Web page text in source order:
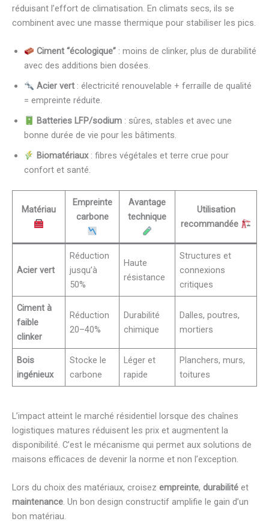
réduisant l’effort de climatisation. En climats secs, ils se
combinent avec une masse thermique pour stabiliser les pics.
Ciment “écologique”: moins de clinker, plus de durabilité
avec des additions bien dosées.
Acier vert: électricité renouvelable + ferraille de qualité
= empreinte réduite.
Batteries LFP/sodium: sûres, stables et avec une
bonne durée de vie pour les bâtiments.
Biomatériaux: fibres végétales et terre crue pour
confort et santé.
Matériau
Empreinte
carbone
Avantage
technique
Utilisation
recommandée
Acier vert
Réduction
jusqu’à
50%
Haute
résistance
Structures et
connexions
critiques
Ciment à
faible
clinker
Réduction
20–40%
Durabilité
chimique
Dalles, poutres,
mortiers
Bois
ingénieux
Stocke le
carbone
Léger et
rapide
Planchers, murs,
toitures
L’impact atteint le marché résidentiel lorsque des chaînes
logistiques matures réduisent les prix et augmentent la
disponibilité. C’est le mécanisme qui permet aux solutions de
maisons efficaces de devenir la norme et non l’exception.
Lors du choix des matériaux, croisez empreinte, durabilité et
maintenance. Un bon design constructif amplifie le gain d’un
bon matériau.